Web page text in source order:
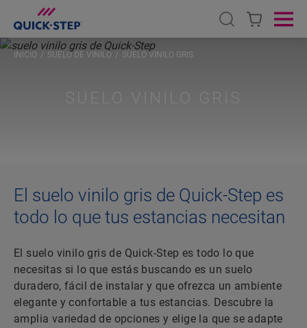
Open search
INICIO SUELO DE VINILO SUELO VINILO GRIS
El suelo vinilo gris de Quick-Step es
todo lo que tus estancias necesitan
El suelo vinilo gris de Quick-Step es todo lo que
necesitas si lo que estás buscando es un suelo
duradero, fácil de instalar y que ofrezca un ambiente
elegante y confortable a tus estancias. Descubre la
amplia variedad de opciones y elige la que se adapte